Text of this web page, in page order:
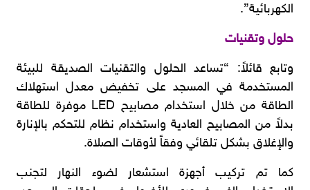
الكهربائية”.
حلول وتقنيات
وتابع قائلاً: “تساعد الحلول والتقنيات الصديقة للبيئة
المستخدمة في المسجد على تخفيض معدل استهلاك
الطاقة من خلال استخدام مصابيح LED موفرة للطاقة
بدلاً من المصابيح العادية واستخدام نظام للتحكم بالإنارة
والإغلاق بشكل تلقائي وفقاً لأوقات الصلاة.
كما تم تركيب أجهزة استشعار لضوء النهار لتجنب